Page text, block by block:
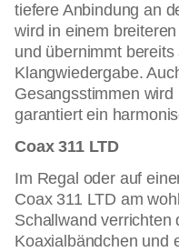
tiefere Anbindung an
wird in einem
und übernimmt
Klangwiedergabe.
Gesangsstimmen
garantiert ein
Coax 311 LTD
Im Regal oder auf
Coax 311 LTD am
Schallwand verrichten
Koaxialbändchen und